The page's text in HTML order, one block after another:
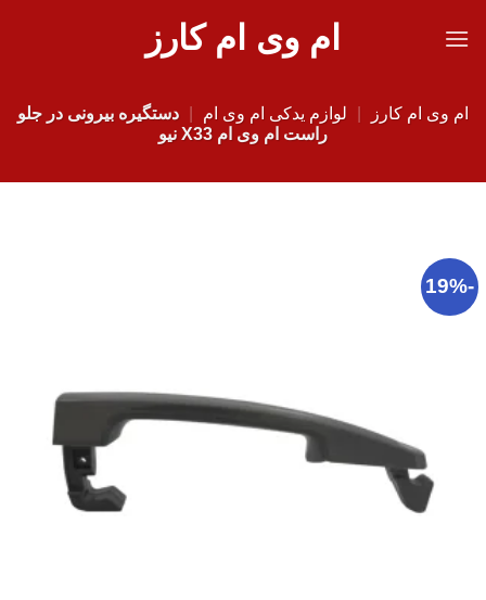
ام وی ام کارز
ام وی ام کارز لوازم یدکی ام وی ام
دستگیره بیرونی در جلو
راست ام وی ام X33 نیو
-19%